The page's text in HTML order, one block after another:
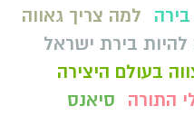
למה צריך גאווה
להיות בירת ישראל
בעולם היצירה
התורה
סיאנס